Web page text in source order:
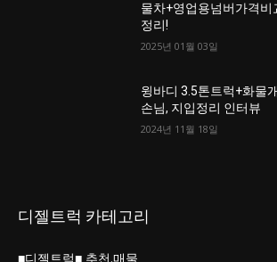
물차+영업용넘버가격비
정리!
2025년 01월 03일
윙바디 3.5톤트럭+화물
손님, 지입정리 인터뷰
2024년 11월 18일
디젤트럭 카테고리
■디젤트럭■ 추천.매물